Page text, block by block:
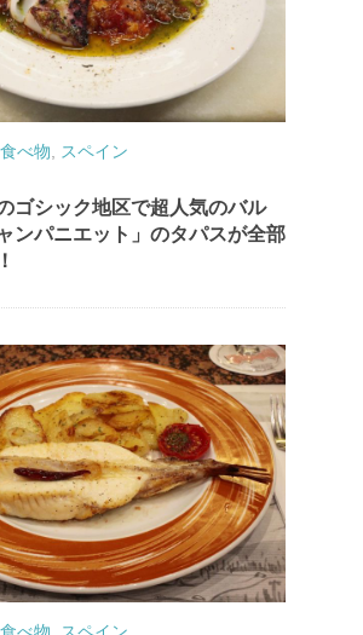
食べ物 スペイン
ゴシック地区で超人気のバル
ンパニエット」のタパスが全部